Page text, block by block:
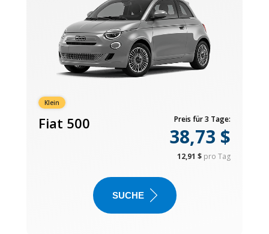
Klein
Fiat 500 Preis für 3 Tage:
38,73 $
12,91 $ pro Tag
SUCHE